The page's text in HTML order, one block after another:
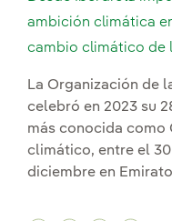
ambición climática
cambio climático de
La Organización de
celebró en 2023 su
más conocida como
climático, entre el
diciembre en